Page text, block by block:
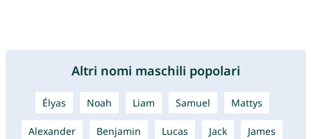
Altri nomi maschili popolari
Élyas Noah Liam Samuel Mattys
Alexander Benjamin Lucas Jack James